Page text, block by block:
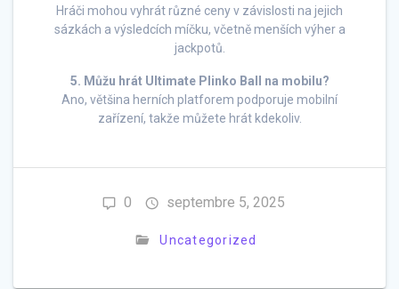
Hráči mohou vyhrát různé ceny v závislosti na jejich
sázkách a výsledcích míčku, včetně menších výher a
jackpotů.
5. Můžu hrát Ultimate Plinko Ball na mobilu?
Ano, většina herních platforem podporuje mobilní
zařízení, takže můžete hrát kdekoliv.
0 septembre 5, 2025
Uncategorized